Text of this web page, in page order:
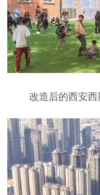
改造后的西安